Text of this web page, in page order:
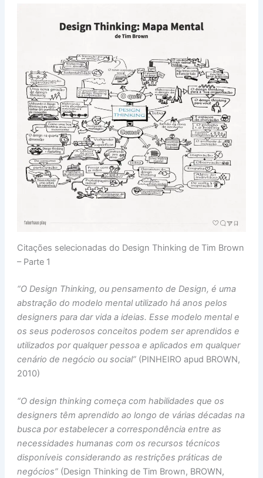
Citações selecionadas do Design Thinking de Tim Brown
– Parte 1
“O Design Thinking, ou pensamento de Design, é uma
abstração do modelo mental utilizado há anos pelos
designers para dar vida a ideias. Esse modelo mental e
os seus poderosos conceitos podem ser aprendidos e
utilizados por qualquer pessoa e aplicados em qualquer
cenário de negócio ou social” (PINHEIRO apud BROWN,
2010)
“O design thinking começa com habilidades que os
designers têm aprendido ao longo de várias décadas na
busca por estabelecer a correspondência entre as
necessidades humanas com os recursos técnicos
disponíveis considerando as restrições práticas de
negócios” (Design Thinking de Tim Brown, BROWN,